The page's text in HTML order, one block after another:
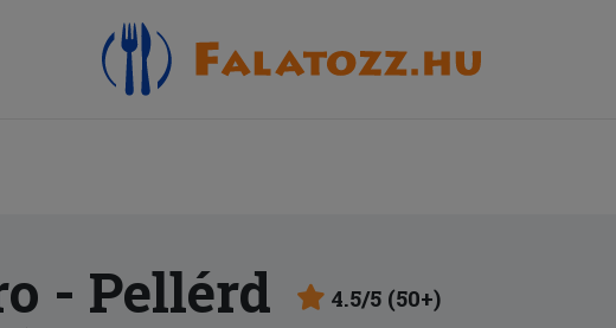
- Pellérd 4.5/5 (50+)